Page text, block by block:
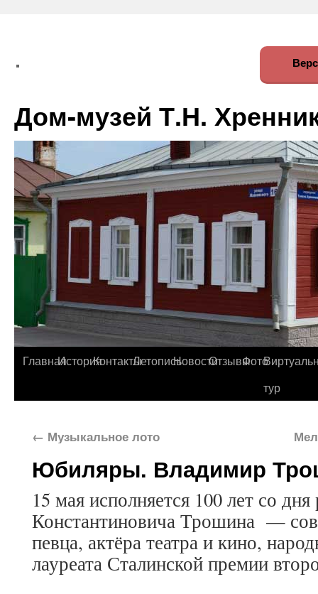
Дом-музей Т.Н.
ГлавнаяИсторияКонтактыЛетописьНовостиОтзывыФото
тур
← Музыкальное лото
Юбиляры. Владимир
15 мая исполняется 100 лет со
Константиновича Трошина —
певца, актёра театра и кино,
лауреата Сталинской премии